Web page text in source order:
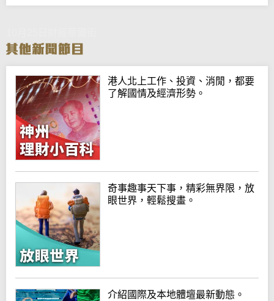
港人北上工作、投資、消閒，都要
了解國情及經濟形勢。
奇事趣事天下事，精彩無界限，放
眼世界，輕鬆搜畫。
介紹國際及本地體壇最新動態。